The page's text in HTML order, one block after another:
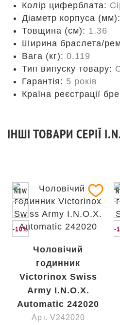
Колір циферблата:
Діаметр корпуса (мм):
Товщина (см): 1.36
Ширина браслета/
Вага (кг): 0.119
Тип випуску товару:
Гарантія: 5 років
Країна реєстрації
ІНШІ ТОВАРИ СЕРІЇ
NEW
-10%
Чоловічий
годинник
Victorinox Swiss
Army I.N.O.X.
Automatic 242020
Арт. V242020
-